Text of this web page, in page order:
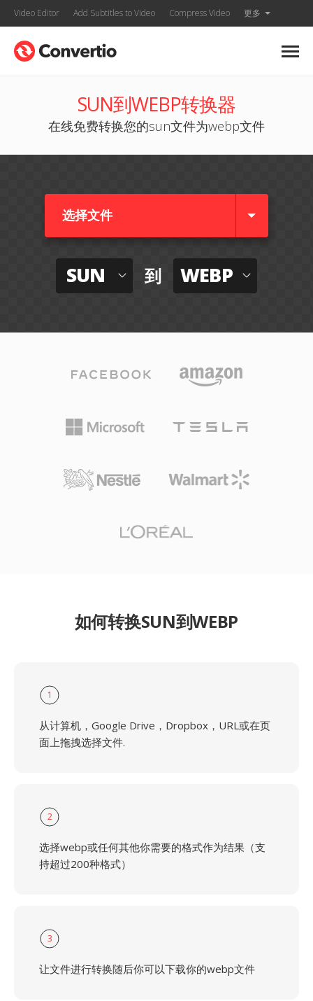
Video Editor Add Subtitles to Video Compress Video 更多
SUN到WEBP转换器
在线免费转换您的sun文件为webp文件
选择文件
SUN 到 WEBP
如何转换SUN到WEBP
1
从计算机，Google Drive，Dropbox，URL或在页
面上拖拽选择文件.
2
选择webp或任何其他你需要的格式作为结果（支
持超过200种格式）
3
让文件进行转换随后你可以下载你的webp文件